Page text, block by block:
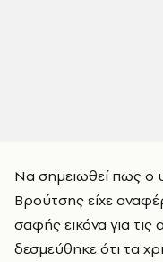
Να σημειωθεί πως ο
Βρούτσης είχε
σαφής εικόνα για
δεσμεύθηκε ότι τα